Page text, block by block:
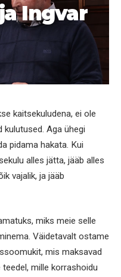
Ingvar
kaitsekuludena, ei ole
Aga ühegi
pidama hakata. Kui
alles jätta, jääb alles
vajalik, ja jääb
miks meie selle
Väidetavalt ostame
mis maksavad
mille korrashoidu